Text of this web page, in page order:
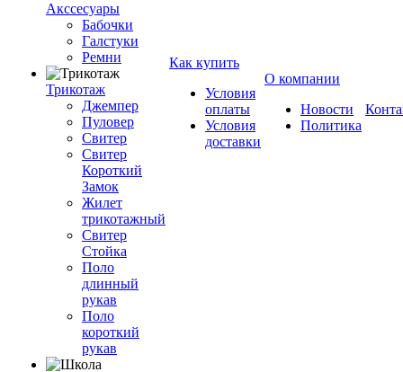
Акссесуары
Бабочки
Галстуки
Ремни
Трикотаж
Джемпер
Пуловер
Свитер
Свитер
Короткий
Замок
Жилет
трикотажный
Свитер
Стойка
Поло
длинный
рукав
Поло
короткий
рукав
Как купить
Условия
оплаты
Условия
доставки
О компании
Новости
Политика